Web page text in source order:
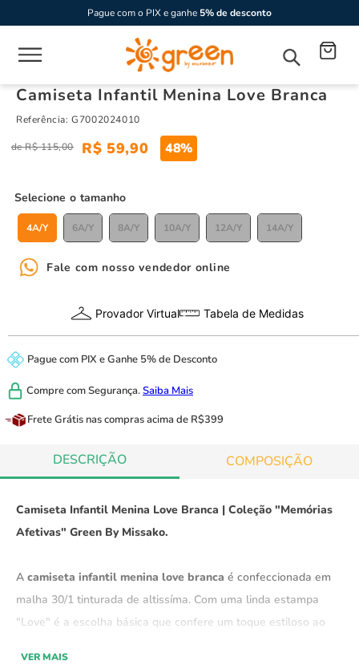
Pague com o PIX e ganhe 5% de desconto
Camiseta Infantil Menina Love Branca
Referência:G7002024010
R$ 115,00 R$ 59,90 48%
tamanho
4A/Y 6A/Y 8A/Y 10A/Y 12A/Y 14A/Y
Fale com nosso vendedor online
Provador Virtual Tabela de Medidas
Pague com PIX eGanhe 5% de Desconto
Compre comSegurança.Saiba Mais
Frete Grátis nas compras acima de R$399
DESCRIÇÃO COMPOSIÇÃO
Camiseta Infantil Menina Love Branca | Coleção "Memórias
Afetivas" Green By Missako.
A camiseta infantil menina love branca é confeccionada em
malha 30/1 tinturada de altissíma. Com uma linda estampa
"Love" é a escolha básica que confere um toque estiloso ao
VER MAIS